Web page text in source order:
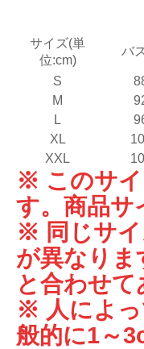
サイズ(単
位:cm)
バ
S
M
L
XL
XXL
※ このサイ
す。商品サ
※ 同じサイ
が異なりま
と合わせ
※ 人によっ
般的に1～